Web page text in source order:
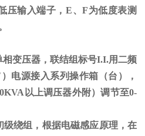
压输入端子， E、F为低度表测
变压器，联结组标号I.I.用二频
）电源接入系列操作箱（台），
以上调压器外附）调节至0-
级绕组，根据电磁感应原理，在